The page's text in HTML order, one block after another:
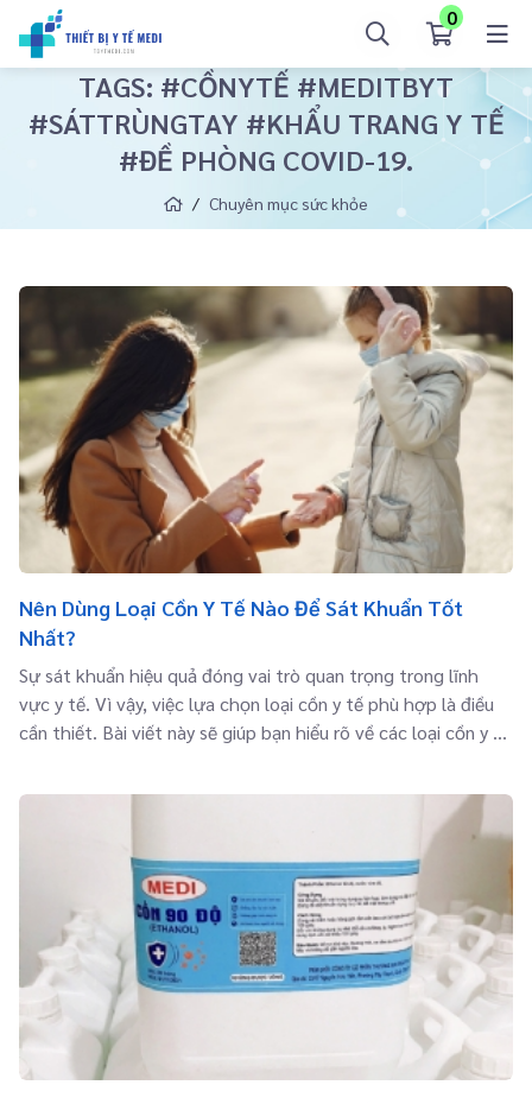
0
TAGS: #CỒNYTẾ #MEDITBYT
#SÁTTRÙNGTAY #KHẨU TRANG Y TẾ
#ĐỀ PHÒNG COVID-19.
Chuyên mục sức khỏe
Nên Dùng Loại Cồn Y Tế Nào Để Sát Khuẩn Tốt
Nhất?
Sự sát khuẩn hiệu quả đóng vai trò quan trọng trong lĩnh
vực y tế. Vì vậy, việc lựa chọn loại cồn y tế phù hợp là điều
cần thiết. Bài viết này sẽ giúp bạn hiểu rõ về các loại cồn y tế
khuẩn tốt nhất.